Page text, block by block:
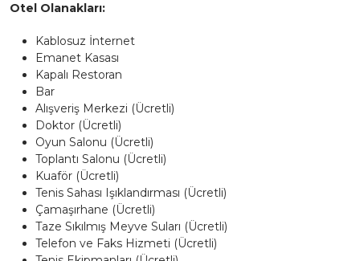
Otel Olanakları:
Kablosuz İnternet
Emanet Kasası
Kapalı Restoran
Bar
Alışveriş Merkezi (Ücretli)
Doktor (Ücretli)
Oyun Salonu (Ücretli)
Toplantı Salonu (Ücretli)
Kuaför (Ücretli)
Tenis Sahası Işıklandırması (Ücretli)
Çamaşırhane (Ücretli)
Taze Sıkılmış Meyve Suları (Ücretli)
Telefon ve Faks Hizmeti (Ücretli)